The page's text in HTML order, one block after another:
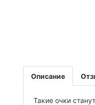
Описание
Такие очки